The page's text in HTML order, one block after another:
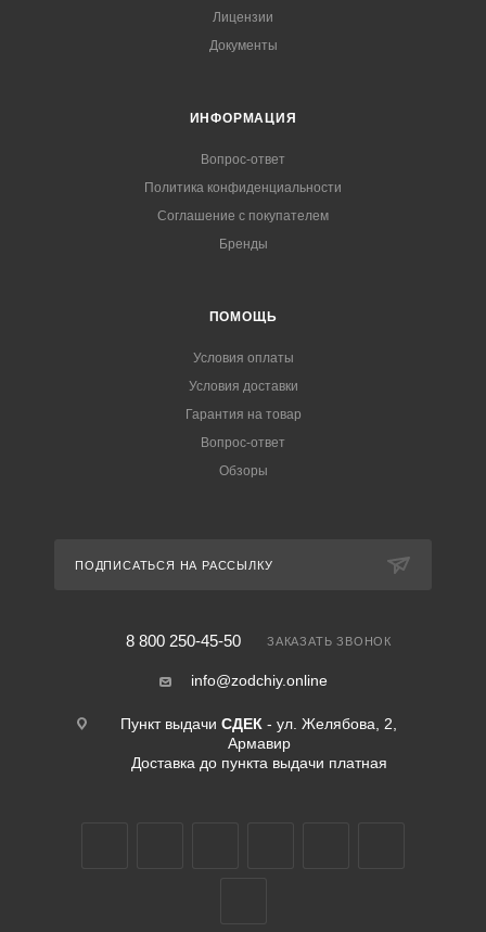
Лицензии
Документы
ИНФОРМАЦИЯ
Вопрос-ответ
Политика конфиденциальности
Соглашение с покупателем
Бренды
ПОМОЩЬ
Условия оплаты
Условия доставки
Гарантия на товар
Вопрос-ответ
Обзоры
ПОДПИСАТЬСЯ НА РАССЫЛКУ
8 800 250-45-50 ЗАКАЗАТЬ ЗВОНОК
info@zodchiy.online
Пункт выдачи СДЕК - ул. Желябова, 2,
Армавир
Доставка до пункта выдачи платная